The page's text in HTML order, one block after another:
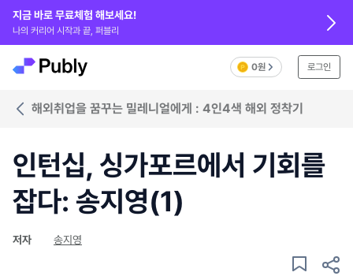
지금 바로 무료체험 해보세요!
나의 커리어 시작과 끝, 퍼블리
0원 로그인
해외취업을 꿈꾸는 밀레니얼에게 : 4인4색 해외 정착기
인턴십, 싱가포르에서 기회를
잡다: 송지영(1)
저자 송지영